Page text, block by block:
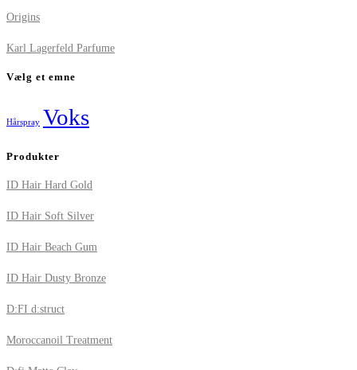
Origins
Karl Lagerfeld Parfume
Vælg et emne
Hårspray Voks
Produkter
ID Hair Hard Gold
ID Hair Soft Silver
ID Hair Beach Gum
ID Hair Dusty Bronze
D:FI d:struct
Moroccanoil Treatment